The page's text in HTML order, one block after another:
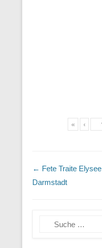
« ‹
Beitragsnavigation
← Fete Traite Elysee
Darmstadt
Suchen